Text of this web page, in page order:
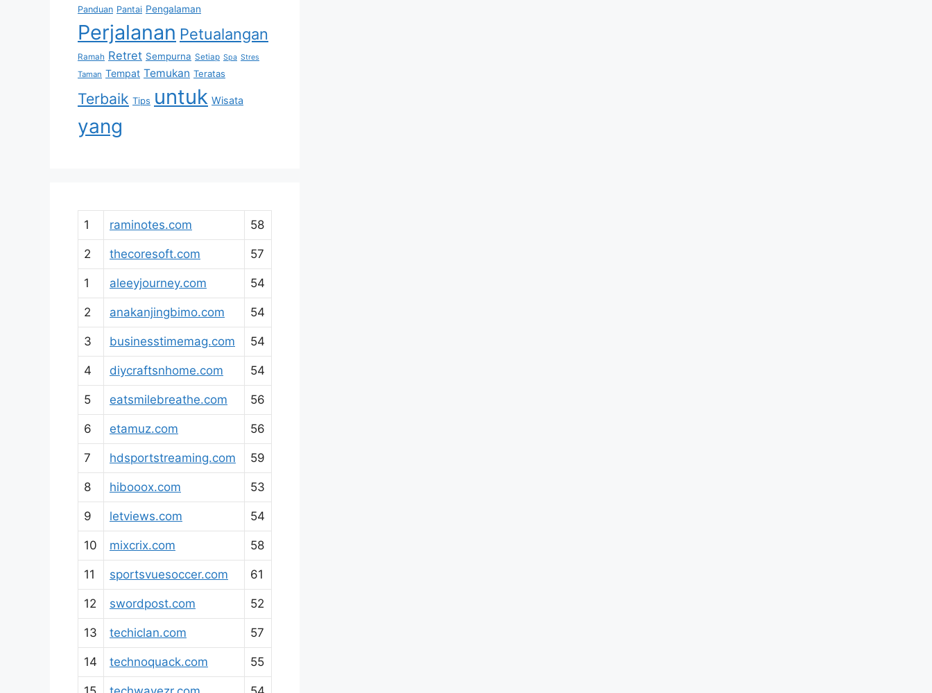
Panduan Pantai Pengalaman
Perjalanan Petualangan
Ramah Retret Sempurna Setiap Spa Stres
Taman Tempat Temukan Teratas
Terbaik Tips untuk Wisata
yang
1 raminotes.com 58
2 thecoresoft.com 57
1 aleeyjourney.com 54
2 anakanjingbimo.com 54
3 businesstimemag.com 54
4 diycraftsnhome.com 54
5 eatsmilebreathe.com 56
6 etamuz.com 56
7 hdsportstreaming.com 59
8 hibooox.com 53
9 letviews.com 54
10 mixcrix.com 58
11 sportsvuesoccer.com 61
12 swordpost.com 52
13 techiclan.com 57
14 technoquack.com 55